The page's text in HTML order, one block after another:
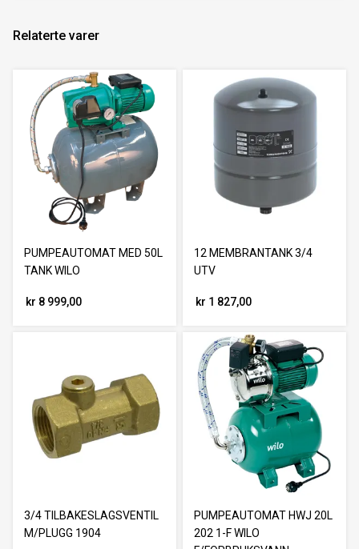
Relaterte varer
PUMPEAUTOMAT MED 50L
TANK WILO
kr 8 999,00
12 MEMBRANTANK 3/4
UTV
kr 1 827,00
3/4 TILBAKESLAGSVENTIL
M/PLUGG 1904
PUMPEAUTOMAT HWJ 20L
202 1-F WILO